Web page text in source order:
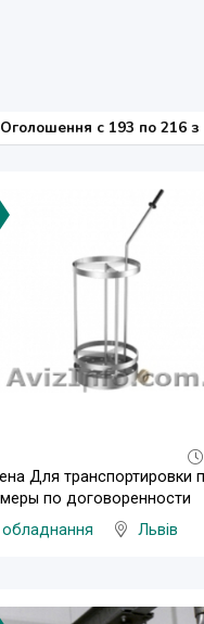
Оголошення c 193 по 216 з
Для транспортировки
по договоренности
Львів